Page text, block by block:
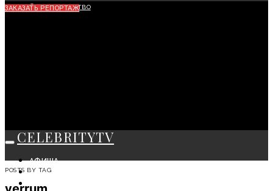
Сотрудничество
ЗАКАЗАТЬ РЕПОРТАЖ
CELEBRITYTV
АФИША
СОБЫТИЯ
КРАСОТА
POSTS BY TAG